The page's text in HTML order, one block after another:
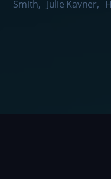
Smith, Julie Kavner,